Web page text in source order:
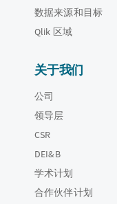
数据来源和目标
Qlik 区域
关于我们
公司
领导层
CSR
DEI&B
学术计划
合作伙伴计划